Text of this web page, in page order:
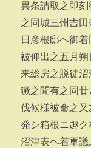
異条請取之即
之同城三州吉
日彦根邸ヘ御
被仰出之五月
来総房之脱徒
獗之聞有之同
伐候様被命之
発シ箱根ニ趣
沼津表ヘ着軍